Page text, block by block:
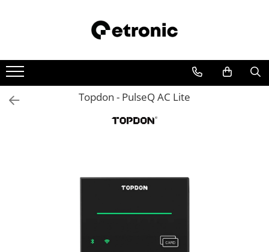
Topdon - PulseQ AC Lite